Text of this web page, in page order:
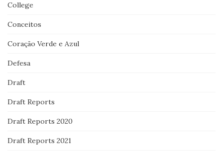
College
Conceitos
Coração Verde e Azul
Defesa
Draft
Draft Reports
Draft Reports 2020
Draft Reports 2021